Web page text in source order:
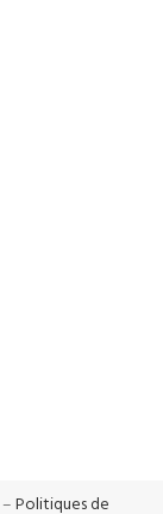
–Politiques de